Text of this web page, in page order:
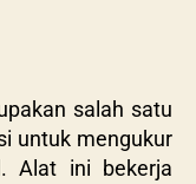
salah satu
untuk mengukur
Alat ini bekerja